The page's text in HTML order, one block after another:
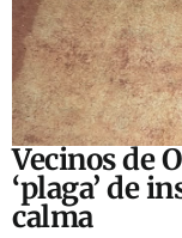
Vecinos de
‘plaga’ de
calma